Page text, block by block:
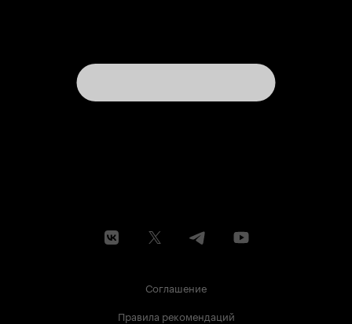
Соглашение
Правила рекомендаций